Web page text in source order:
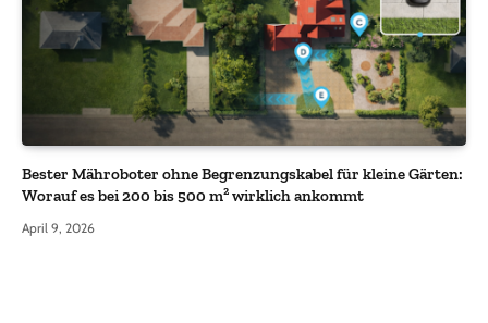
Bester Mähroboter ohne Begrenzungskabel für kleine Gärten:
Worauf es bei 200 bis 500 m² wirklich ankommt
April 9, 2026